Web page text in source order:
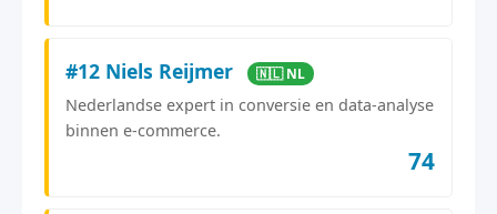
#12 Niels Reijmer 🇳🇱 NL
Nederlandse expert in conversie en data-analyse
binnen e-commerce.
74